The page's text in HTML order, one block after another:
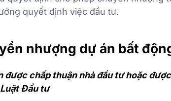
quyết định việc đầu tư.
nhượng dự án bất
được chấp thuận nhà đầu tư hoặc
Đầu tư